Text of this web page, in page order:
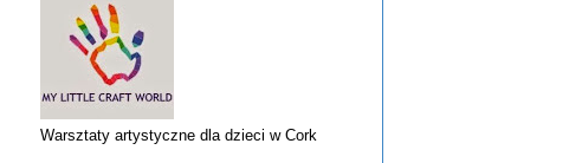
Warsztaty artystyczne dla dzieci w Cork